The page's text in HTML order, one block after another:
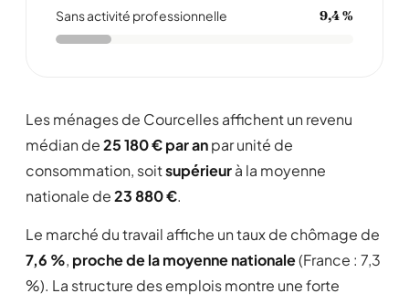
Sans activité professionnelle 9,4 %
Les ménages de Courcelles affichent un revenu
médian de25 180 € par anpar unité de
consommation, soitsupérieurà la moyenne
nationale de23 880 €.
Le marché du travail affiche un taux de chômage de
7,6 %, proche de la moyenne nationale(France : 7,3
%). La structure des emplois montre une forte